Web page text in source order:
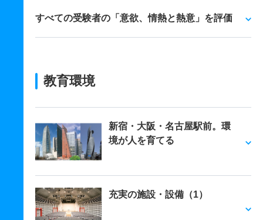
すべての受験者の「意欲、情熱と熱意」を評価
教育環境
新宿・大阪・名古屋駅前。環
境が人を育てる
充実の施設・設備（1）